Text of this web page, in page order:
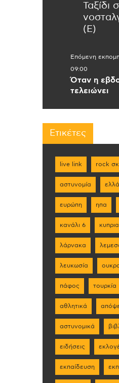
Ταξίδι
(Ε)
Επόμενη
09:00
Όταν η
τελειώνει
Ετικέτες
live link rock
αστυνομία
ευρώπη ηπα
κανάλι 6
λάρνακα
λευκωσία
πάφος τουρκία
αθλητικά
αστυνομικά
ειδήσεις
εκπαίδευση